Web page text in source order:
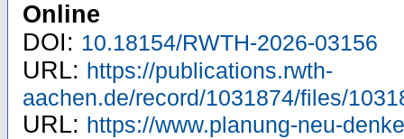
Online
DOI: 10.18154/RWTH-2026-03156
URL: https://publications.rwth-
aachen.de/record/1031874/files/
URL: https://www.planung-neu-